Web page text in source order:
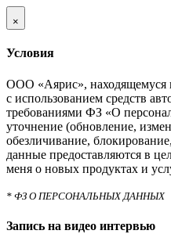
×
Условия
ООО «Аярис», находящемуся
с использованием средств
требованиями ФЗ «О
уточнение (обновление,
обезличивание,
данные предоставляются в
меня о новых продуктах и
* ФЗ О ПЕРСОНАЛЬНЫХ ДАННЫХ
Запись на видео интервью